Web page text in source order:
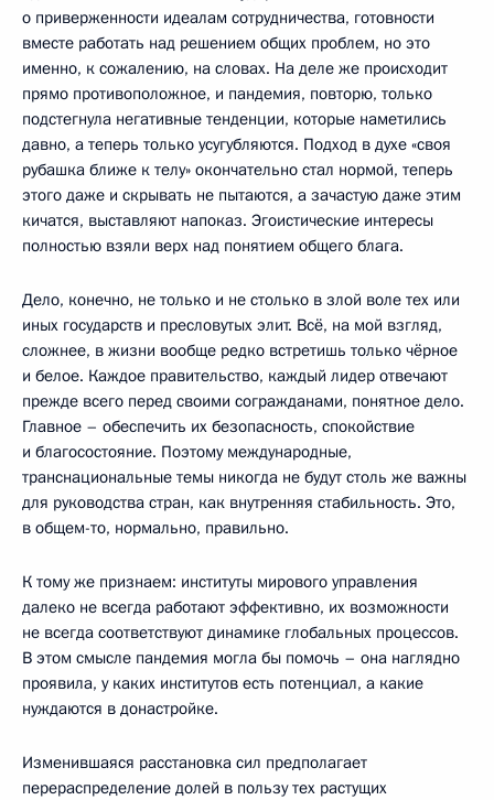
о приверженности идеалам сотрудничества, готовности
вместе работать над решением общих проблем, но это
именно, к сожалению, на словах. На деле же происходит
прямо противоположное, и пандемия, повторю, только
подстегнула негативные тенденции, которые наметились
давно, а теперь только усугубляются. Подход в духе «своя
рубашка ближе к телу» окончательно стал нормой, теперь
этого даже и скрывать не пытаются, а зачастую даже этим
кичатся, выставляют напоказ. Эгоистические интересы
полностью взяли верх над понятием общего блага.
Дело, конечно, не только и не столько в злой воле тех или
иных государств и пресловутых элит. Всё, на мой взгляд,
сложнее, в жизни вообще редко встретишь только чёрное
и белое. Каждое правительство, каждый лидер отвечают
прежде всего перед своими согражданами, понятное дело.
Главное – обеспечить их безопасность, спокойствие
и благосостояние. Поэтому международные,
транснациональные темы никогда не будут столь же важны
для руководства стран, как внутренняя стабильность. Это,
в общем-то, нормально, правильно.
К тому же признаем: институты мирового управления
далеко не всегда работают эффективно, их возможности
не всегда соответствуют динамике глобальных процессов.
В этом смысле пандемия могла бы помочь – она наглядно
проявила, у каких институтов есть потенциал, а какие
нуждаются в донастройке.
Изменившаяся расстановка сил предполагает
перераспределение долей в пользу тех растущих